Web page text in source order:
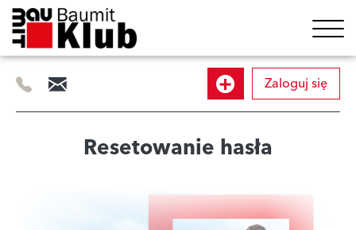
505
844
info@baumitklub.pl
Dołącz
programu
Zaloguj się
Resetowanie hasła